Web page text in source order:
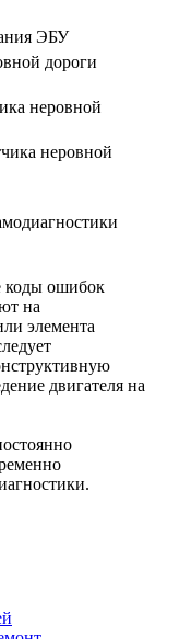
ЭБУ
дороги
неровной
неровной
коды ошибок
на
элемента
двигателя на